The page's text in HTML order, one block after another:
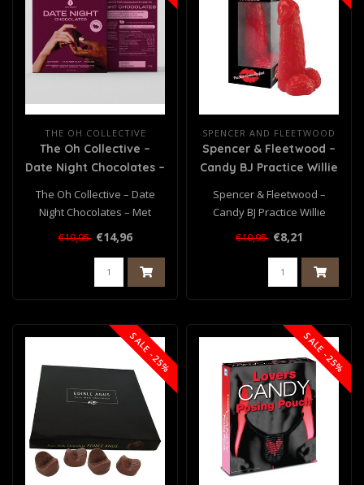
THE OH COLLECTIVE
The Oh Collective –
Date Night Chocolates –
The Oh Collective – Date
Night Chocolates – Met
Maca & Ginseng..
€19,95 €14,96
SPENCER AND FLEETWOOD
Spencer & Fleetwood –
Candy BJ Practice Willie
Spencer & Fleetwood –
Candy BJ Practice Willie
€10,95 €8,21
SALE -25% SALE -25%